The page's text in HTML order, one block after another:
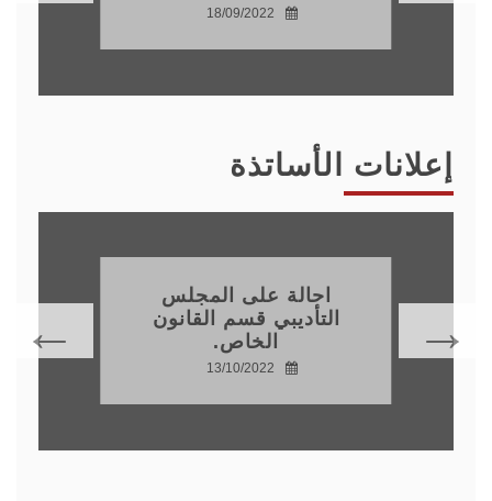
18/09/2022
إعلانات الأساتذة
احالة على المجلس
التأديبي قسم القانون
الخاص.
13/10/2022